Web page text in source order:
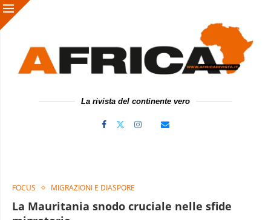
La rivista del continente vero
FOCUS MIGRAZIONI E DIASPORE
La Mauritania snodo cruciale nelle sfide